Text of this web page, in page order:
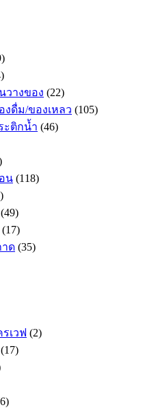
วางของ (22)
ดื่ม/ของเหลว (105)
ะติกน้ำ (46)
น (118)
(49)
(17)
าด (35)
เวฟ (2)
(17)